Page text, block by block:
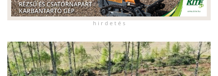
h i r d e t é s